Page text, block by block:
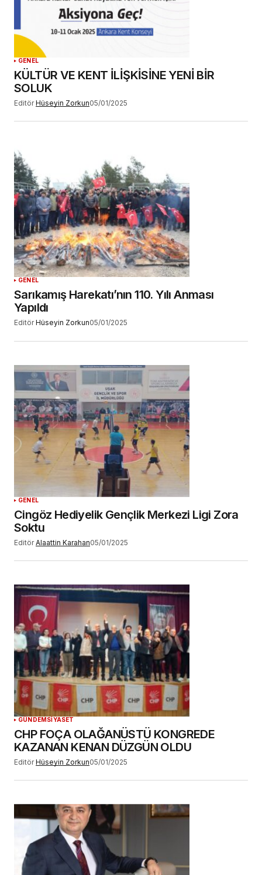
GENEL
KÜLTÜR VE KENT İLİŞKİSİNE YENİ BİR
SOLUK
Editör Hüseyin Zorkun05/01/2025
GENEL
Sarıkamış Harekatı’nın 110. Yılı Anması
Yapıldı
Editör Hüseyin Zorkun05/01/2025
GENEL
Cingöz Hediyelik Gençlik Merkezi Ligi Zora
Soktu
Editör Alaattin Karahan05/01/2025
GÜNDEMSİYASET
CHP FOÇA OLAĞANÜSTÜ KONGREDE
KAZANAN KENAN DÜZGÜN OLDU
Editör Hüseyin Zorkun05/01/2025